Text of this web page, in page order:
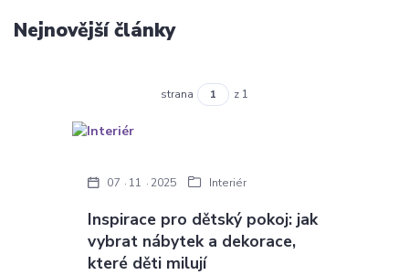
Nejnovější články
strana z 1
Inspirace pro dětský pokoj: jak
vybrat nábytek a dekorace,
které děti milují
07 11 2025 Interiér